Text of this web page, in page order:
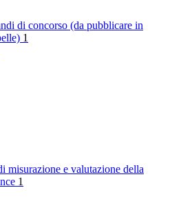
di concorso (da pubblicare in
1
misurazione e valutazione della
1